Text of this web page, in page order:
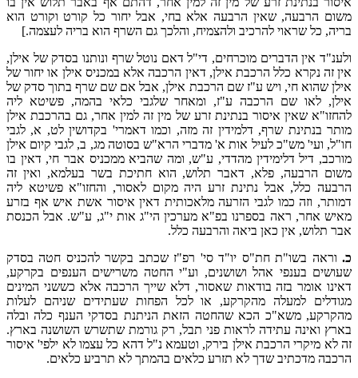
משום הרבעה, שאין הרבעה אלא בחי, אבל יחור כל קורט וקורט הוא
בריה, כל שראוי להרכיב ולהצמיח, והלכך גם השרף הוא בריה לעצמה.]
ולענ"ד אין הדברים מוכרחים, די"ל דאם נוטל שרף ונותנו בסדק של אילן,
אין זה נקרא כלל הרכבת אילן, דאין הרכבה אלא במכניס אילן או יחור של
אילן שהוא חי, ויש ע"ז שם הרכבת אילן, אבל אם שם שרף בתוך סדק של
אילן, לאו שם הרכבה ע"ז, ומאחר שלגבי כלאי בהמה, פשיטא ליה
להחזו"א שאין איסור בנתינת זרע של מין זה למין אחר, גם בהרכבת אילן
מותר בנתינת שרף, דלמידין זה מזה, וכמו דאמרי' בקדושין לט, א, לגבי
חו"ל, ועי' מש"כ לעיל אות א' מדברי הרא"ש בסוטה מג, ב, לגבי קיום אילן
מורכב, דיל דלימידין מהדדי, ע"ש, ומה שהביא ממכניס אבר חי, דאין בו
משום הרבעה, פלא, דאבר תלוש, הוא חתיכת בשר בעלמא, ואין זה
הרבעה כלל, אבל נתינת זרע היה מקום לאסור, והחזו"א פשיטא ליה
דמותר, וזה כמו לגבי הזרעה מלאכותית דאין איסור אשת איש אף בזרע
מאיש אחר, ראה בספרנו בפ"א מערכין הי"ג אות י"ג, ע"ש. אבל הכנסת
אבר תלוש, אין כאן ביאה והרבעה כלל.
כ. וראה בשו"ת חת"ס יו"ד סי' רפ"ז שכתב בקשר להכניס חטה בסדק
שעושים בענפי אהל ושושנים, וע"י החטה משרישים הענפים בקרקע,
דאינו אומר בזה בודאות שאסור, דלא שייך הרכבה אלא כששני המינים
מגודלים למעלה מהקרקע, או לכל הפחות שעתידים שניהם לעלות
מהקרקע, משא"כ הכא שהחטה הזאת הניתנת בסדקי הענף כלה ובלה
בארץ ואינה עתידה לראות פני תבל, רק גורמת שתשרש השושנה בארץ.
זה לא מיקרי הרכבת אילן בירק, וטעמא נ"ל דהא כל עצמו לא ילפי' איסור
הרכבה מדכתיב שדך לא תזרע כלאים בהמתך לא תרביע כלאים.